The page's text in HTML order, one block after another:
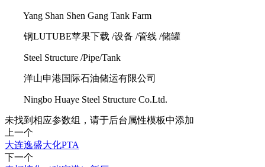
Yang Shan Shen Gang Tank Farm
钢LUTUBE苹果下载 /设备 /管线 /储罐
Steel Structure /Pipe/Tank
洋山申港国际石油储运有限公司
Ningbo Huaye Steel Structure Co.Ltd.
未找到相应参数组，请于后台属性模板中添加
上一个
大连逸盛大化PTA
下一个